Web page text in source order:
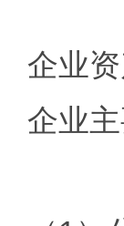
企业
企业